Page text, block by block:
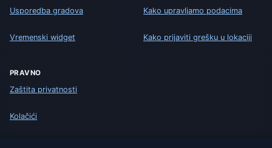
Usporedba gradova
Vremenski widget
Kako upravljamo podacima
Kako prijaviti grešku u lokaciji
PRAVNO
Zaštita privatnosti
Kolačići